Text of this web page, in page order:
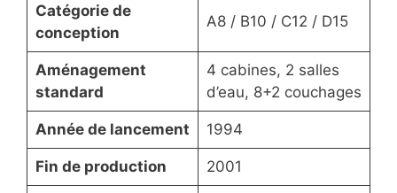
Catégorie de
conception
A8 / B10 / C12 / D15
Aménagement
standard
4 cabines, 2 salles
d’eau, 8+2 couchages
Année de lancement 1994
Fin de production 2001